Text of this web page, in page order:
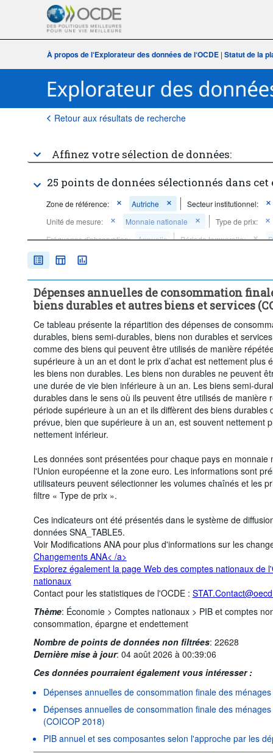
À propos de l‘Explorateur des données de l‘OCDE | Statut de la
Retour aux résultats de recherche
Affinez votre sélection de données:
25 points de données sélectionnés dans cet
Zone de référence: Autriche
Secteur institutionnel:
Unité de mesure:
Monnaie nationale
Type de prix:
Fréquence d'observation:
Annuelle Période temporelle:
Supprimer tout
Dépenses annuelles de consommation
biens durables et autres biens et services
Ce tableau présente la répartition des dépenses de
durables, biens semi-durables, biens non durables et
comme des biens qui peuvent être utilisés de manière
supérieure à un an et dont le prix d’achat est nettement plus
les biens non durables. Les biens non durables ne peuvent
une durée de vie bien inférieure à un an. Les biens semi-
durables dans le sens où ils peuvent être utilisés de manière
période supérieure à un an et ils diffèrent des biens durables
prévue, bien que supérieure à un an, est souvent nettement
nettement inférieur.
Les données sont présentées pour chaque pays en
l'Union européenne et la zone euro. Les informations sont
utilisateurs peuvent sélectionner les volumes chaînés et les
filtre « Type de prix ».
Ces indicateurs ont été présentés dans le système de
données SNA_TABLE5.
Voir Modifications ANA pour plus d'informations sur les
Changements ANA< /a>
Explorez également la page Web des comptes nationaux de
nationaux
Contact pour les statistiques de l'OCDE :
Thème: Économie > Comptes nationaux > PIB et comptes
consommation, épargne et endettement
Nombre de points de données non filtrées: 22628
Dernière mise à jour: 04 août 2026 à 00:39:06
Ces données pourraient également vous intéresser :
Dépenses annuelles de consommation finale des
Dépenses annuelles de consommation finale des
(COICOP 2018)
PIB annuel et ses composantes selon l'approche par les